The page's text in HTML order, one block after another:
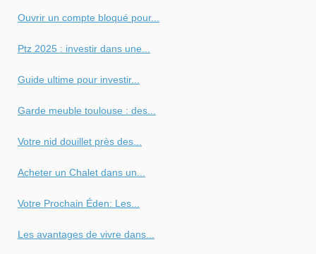
Ouvrir un compte bloqué pour...
Ptz 2025 : investir dans une...
Guide ultime pour investir...
Garde meuble toulouse : des...
Votre nid douillet près des...
Acheter un Chalet dans un...
Votre Prochain Éden: Les...
Les avantages de vivre dans...